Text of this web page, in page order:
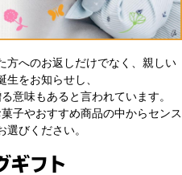
方へのお返しだけでなく、親しい
をお知らせし、
意味もあると言われています。
子やおすすめ商品の中からセンス
選びください。
ギフト